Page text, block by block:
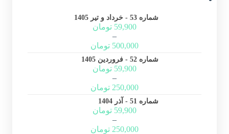
شماره 53 - خرداد و تیر 1405
59,900 تومان
–
500,000 تومان
شماره 52 - فروردین 1405
59,900 تومان
–
250,000 تومان
شماره 51 - آذر 1404
59,900 تومان
–
250,000 تومان